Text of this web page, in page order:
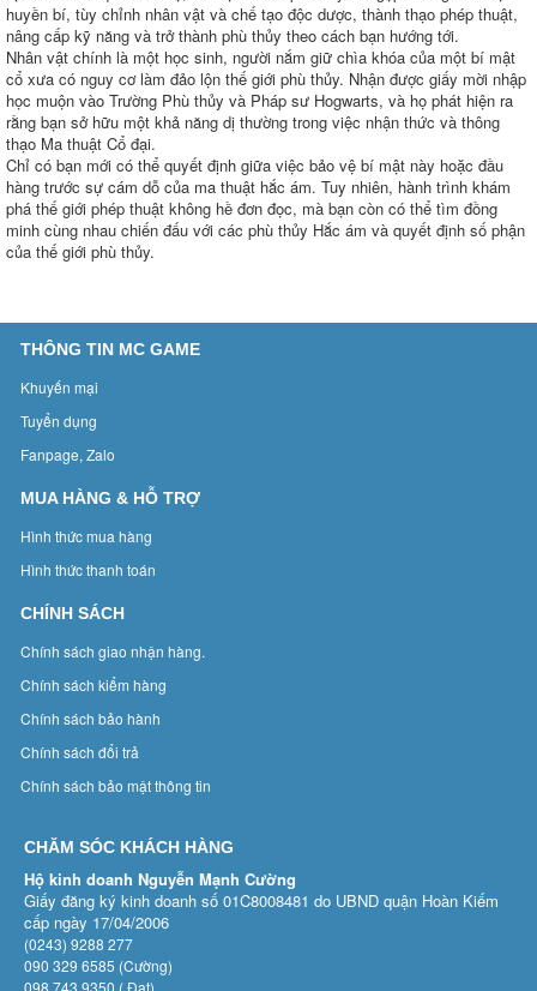
huyền bí, tùy chỉnh nhân vật và chế tạo độc dược, thành thạo phép thuật,
nâng cấp kỹ năng và trở thành phù thủy theo cách bạn hướng tới.
Nhân vật chính là một học sinh, người nắm giữ chìa khóa của một bí mật
cổ xưa có nguy cơ làm đảo lộn thế giới phù thủy. Nhận được giấy mời nhập
học muộn vào Trường Phù thủy và Pháp sư Hogwarts, và họ phát hiện ra
rằng bạn sở hữu một khả năng dị thường trong việc nhận thức và thông
thạo Ma thuật Cổ đại.
Chỉ có bạn mới có thể quyết định giữa việc bảo vệ bí mật này hoặc đầu
hàng trước sự cám dỗ của ma thuật hắc ám. Tuy nhiên, hành trình khám
phá thế giới phép thuật không hề đơn đọc, mà bạn còn có thể tìm đồng
minh cùng nhau chiến đấu với các phù thủy Hắc ám và quyết định số phận
của thế giới phù thủy.
THÔNG TIN MC GAME
Khuyến mại
Tuyển dụng
Fanpage, Zalo
MUA HÀNG & HỖ TRỢ
Hình thức mua hàng
Hình thức thanh toán
CHÍNH SÁCH
Chính sách giao nhận hàng.
Chính sách kiểm hàng
Chính sách bảo hành
Chính sách đổi trả
Chính sách bảo mật thông tin
CHĂM SÓC KHÁCH HÀNG
Hộ kinh doanh Nguyễn Mạnh Cường
Giấy đăng ký kinh doanh số 01C8008481 do UBND quận Hoàn Kiếm
cấp ngày 17/04/2006
(0243) 9288 277
090 329 6585 (Cường)